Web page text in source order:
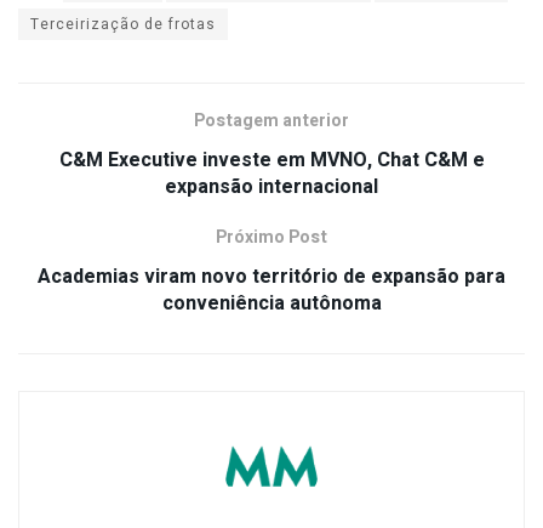
Terceirização de frotas
Postagem anterior
C&M Executive investe em MVNO, Chat C&M e
expansão internacional
Próximo Post
Academias viram novo território de expansão para
conveniência autônoma